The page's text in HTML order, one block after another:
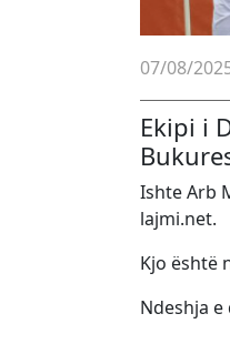
07/08/
Ekipi i
Ishte Arb
lajmi.net.
Kjo është
Ndeshja